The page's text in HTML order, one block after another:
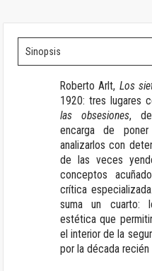
Sinopsis
Roberto Arlt, Los
1920: tres lugares
las obsesiones, de
encarga de
analizarlos con
de las veces
conceptos
crítica
suma un cuarto:
estética que
el interior de la
por la década recién